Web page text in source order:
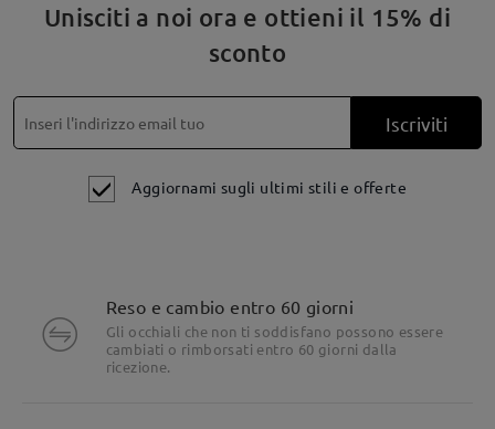
Unisciti a noi ora e ottieni il 15% di
sconto
Iscriviti
Aggiornami sugli ultimi stili e offerte
Reso e cambio entro 60 giorni
Gli occhiali che non ti soddisfano possono essere
cambiati o rimborsati entro 60 giorni dalla
ricezione.